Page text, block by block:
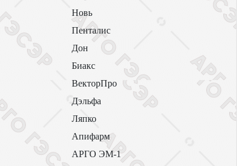
Новь
Пенталис
Дон
Биакс
ВекторПро
Дэльфа
Ляпко
Апифарм
АРГО ЭМ-1